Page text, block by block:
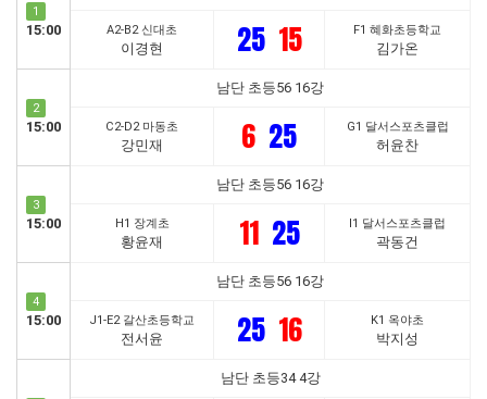
1
15:00 A2-B2 신대초
이경현 25 15 F1 혜화초등학교
김가온
2
15:00
남단 초등56 16강
C2-D2 마동초
강민재 6 25 G1 달서스포츠클럽
허윤찬
3
15:00
남단 초등56 16강
H1 장계초
황윤재 11 25 I1 달서스포츠클럽
곽동건
4
15:00
남단 초등56 16강
J1-E2 갈산초등학교
전서윤 25 16 K1 옥야초
박지성
남단 초등34 4강